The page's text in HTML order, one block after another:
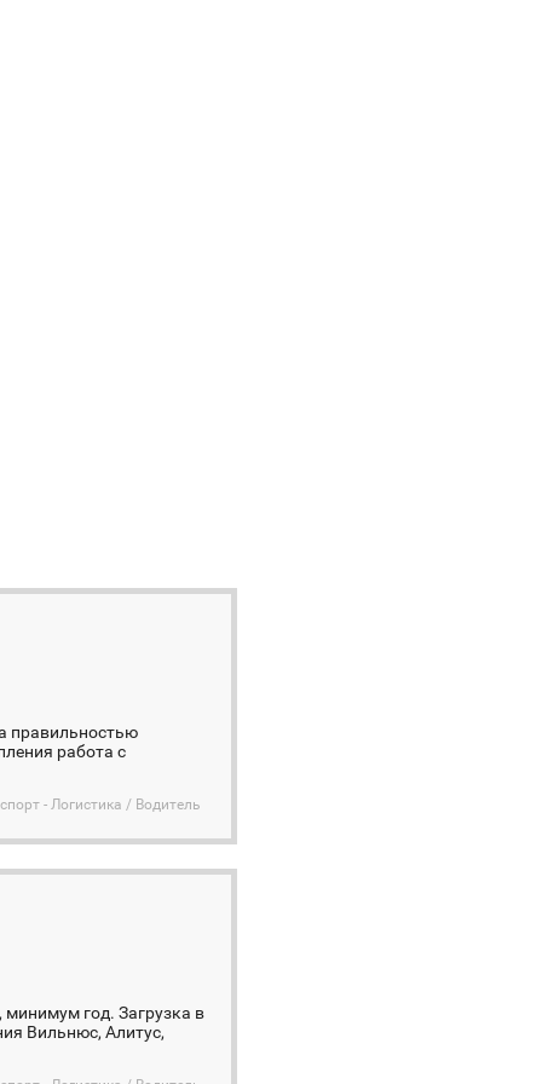
правильностью
работа с
- Логистика / Водитель
минимум год. Загрузка в
Вильнюс, Алитус,